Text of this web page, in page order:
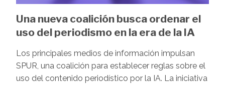
Una nueva coalición busca ordenar el
uso del periodismo en la era de la IA
Los principales medios de información impulsan
SPUR, una coalición para establecer reglas sobre el
uso del contenido periodístico por la IA. La iniciativa